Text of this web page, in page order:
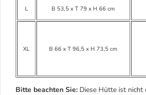
L B 53,5 x T 79 x H 66 cm
XL B 66 x T 96,5 x H 73,5 cm
Bitte beachten Sie: Diese Hütte ist nicht